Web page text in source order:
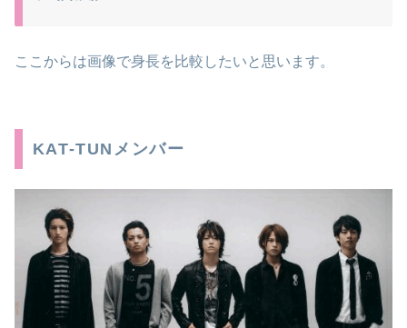
ここからは画像で身長を比較したいと思います。
KAT-TUNメンバー